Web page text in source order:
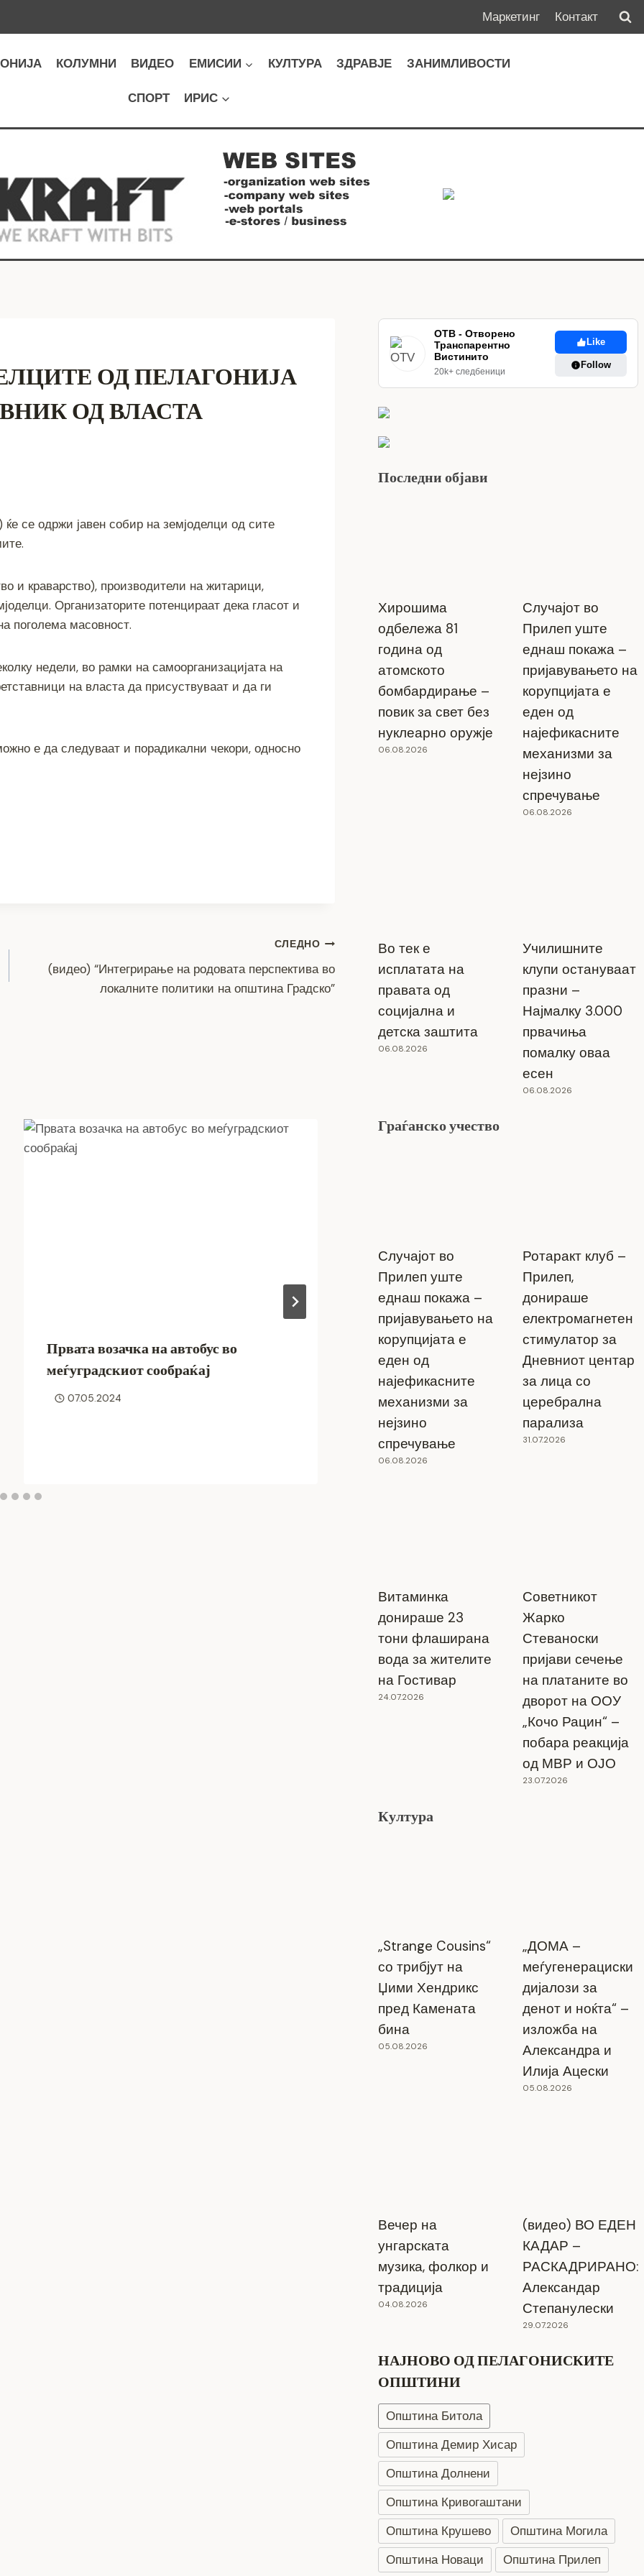
Маркетинг Контакт
КОЛУМНИ ВИДЕО ЕМИСИИ КУЛТУРА ЗДРАВЈЕ ЗАНИМЛИВОСТИ
СПОРТ ИРИС
ОД ПЕЛАГОНИЈА
ОД ВЛАСТА
се одржи јавен собир на земјоделци од сите
и краварство), производители на житарици,
Организаторите потенцираат дека гласот и
поголема масовност.
недели, во рамки на самоорганизацијата на
на власта да присуствуваат и да ги
е да следуваат и порадикални чекори, односно
СЛЕДНО
(видео) “Интегрирање на родовата перспектива во
локалните политики на општина Градско”
Првата возачка на автобус во
меѓуградскиот сообраќај
07.05.2024
Жените и понатаму дискриминирани
во наследувањето
18.11.2024
ОТВ - Отворено
Транспарентно
Вистинито
20k+ следбеници
Like
Follow
Последни објави
Хирошима
одбележа 81
година од
атомското
бомбардирање –
повик за свет без
нуклеарно оружје
06.08.2026
Случајот во
Прилеп уште
еднаш покажа –
пријавувањето на
корупцијата е
еден од
најефикасните
механизми за
нејзино
спречување
06.08.2026
Во тек е
исплатата на
правата од
социјална и
детска заштита
06.08.2026
Училишните
клупи остануваат
празни –
Најмалку 3.000
првачиња
помалку оваа
есен
06.08.2026
Граѓанско учество
Случајот во
Прилеп уште
еднаш покажа –
пријавувањето на
корупцијата е
еден од
најефикасните
механизми за
нејзино
спречување
06.08.2026
Ротаракт клуб –
Прилеп,
донираше
електромагнетен
стимулатор за
Дневниот центар
за лица со
церебрална
парализа
31.07.2026
Витаминка
донираше 23
тони флаширана
вода за жителите
на Гостивар
24.07.2026
Советникот
Жарко
Стеваноски
пријави сечење
на платаните во
дворот на ООУ
„Кочо Рацин“ –
побара реакција
од МВР и ОЈО
23.07.2026
Култура
„Strange Cousins“
со трибјут на
Џими Хендрикс
пред Камената
бина
05.08.2026
„ДОМА –
меѓугенерациски
дијалози за
денот и ноќта“ –
изложба на
Александра и
Илија Ацески
05.08.2026
Вечер на
унгарската
музика, фолкор и
традиција
04.08.2026
(видео) ВО ЕДЕН
КАДАР –
РАСКАДРИРАНО:
Александар
Степанулески
29.07.2026
НАЈНОВО ОД ПЕЛАГОНИСКИТЕ
ОПШТИНИ
Општина Битола
Општина Демир Хисар
Општина Долнени
Општина Кривогаштани
Општина Крушево
Општина Могила
Општина Новаци
Општина Прилеп